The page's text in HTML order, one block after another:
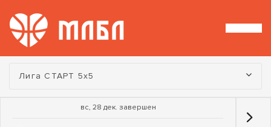
Турнир:
Лига СТАРТ 5х5
вс, 28 дек. завершен